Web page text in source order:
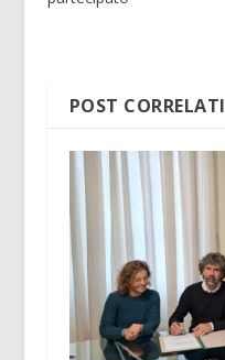
POST CORRELATI